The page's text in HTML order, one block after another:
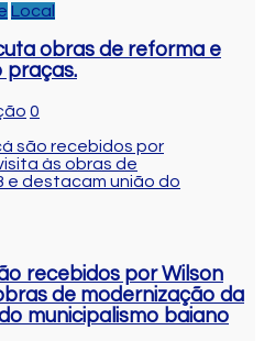
Local
obras de reforma e
praças.
0
recebidos por Wilson
de modernização da
municipalismo baiano